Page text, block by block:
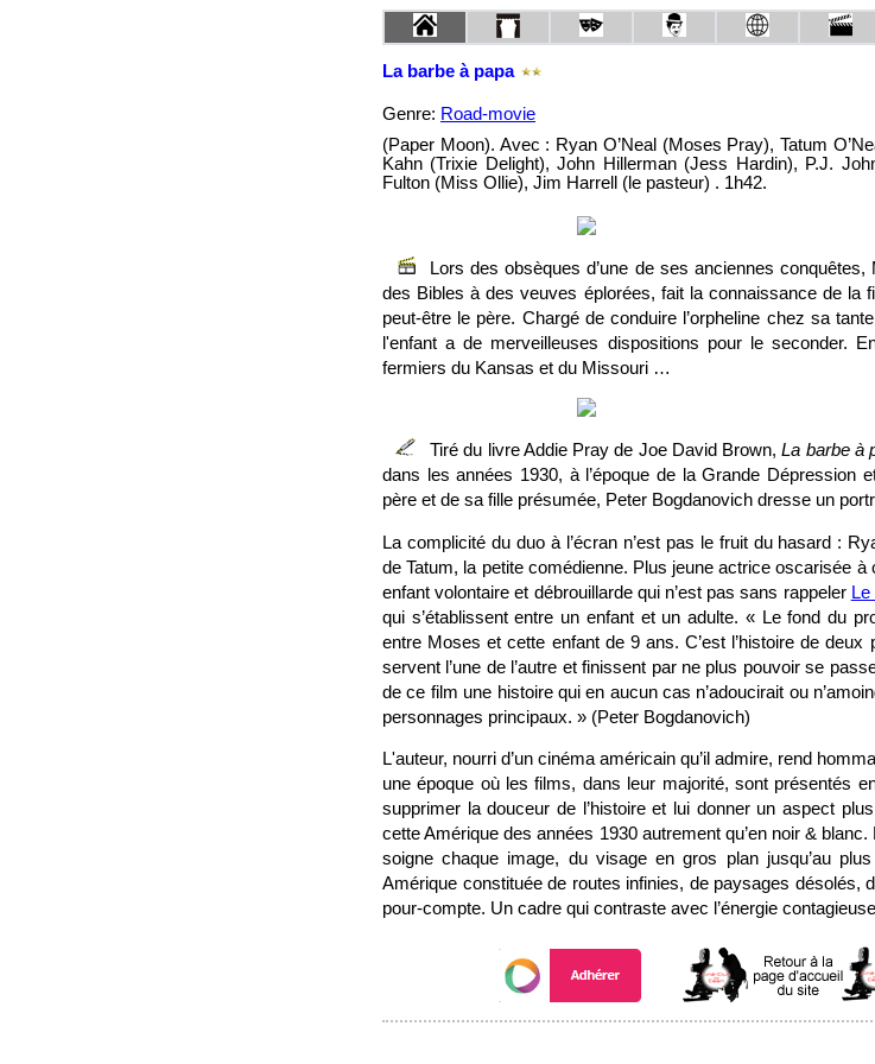
La barbe à papa
Genre: Road-movie
(Paper Moon). Avec : Ryan O’Neal (Moses Pray), Tatum
Kahn (Trixie Delight), John Hillerman (Jess Hardin), P.J.
Fulton (Miss Ollie), Jim Harrell (le pasteur) . 1h42.
Lors des obsèques d’une de ses anciennes
des Bibles à des veuves éplorées, fait la connaissance de la
peut-être le père. Chargé de conduire l’orpheline chez sa
l'enfant a de merveilleuses dispositions pour le seconder.
fermiers du Kansas et du Missouri …
Tiré du livre Addie Pray de Joe David Brown,La barbe à
dans les années 1930, à l’époque de la Grande Dépression
père et de sa fille présumée, Peter Bogdanovich dresse un
La complicité du duo à l’écran n’est pas le fruit du hasard :
de Tatum, la petite comédienne. Plus jeune actrice oscarisée à
enfant volontaire et débrouillarde qui n’est pas sans rappeler Le
qui s’établissent entre un enfant et un adulte. « Le fond du
entre Moses et cette enfant de 9 ans. C’est l’histoire de deux
servent l’une de l’autre et finissent par ne plus pouvoir se
de ce film une histoire qui en aucun cas n’adoucirait ou
personnages principaux. » (Peter Bogdanovich)
L'auteur, nourri d’un cinéma américain qu’il admire, rend
une époque où les films, dans leur majorité, sont présentés
supprimer la douceur de l’histoire et lui donner un aspect
cette Amérique des années 1930 autrement qu’en noir &
soigne chaque image, du visage en gros plan jusqu’au
Amérique constituée de routes infinies, de paysages désolés,
pour-compte. Un cadre qui contraste avec l’énergie